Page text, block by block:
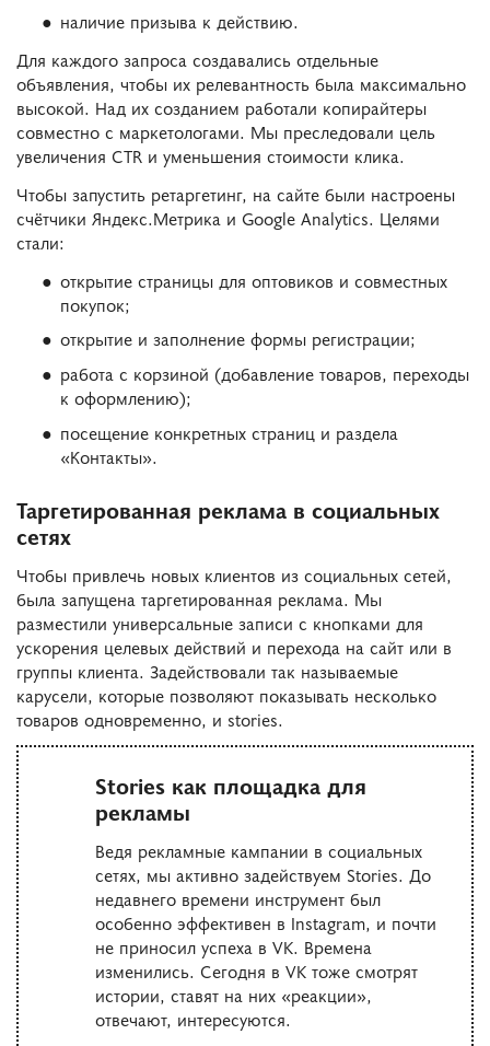
наличие призыва к действию.
Для каждого запроса создавались отдельные
объявления, чтобы их релевантность была максимально
высокой. Над их созданием работали копирайтеры
совместно с маркетологами. Мы преследовали цель
увеличения CTR и уменьшения стоимости клика.
Чтобы запустить ретаргетинг, на сайте были настроены
счётчики Яндекс.Метрика и Google Analytics. Целями
стали:
открытие страницы для оптовиков и совместных
покупок;
открытие и заполнение формы регистрации;
работа с корзиной (добавление товаров, переходы
к оформлению);
посещение конкретных страниц и раздела
«Контакты».
Таргетированная реклама в социальных
сетях
Чтобы привлечь новых клиентов из социальных сетей,
была запущена таргетированная реклама. Мы
разместили универсальные записи с кнопками для
ускорения целевых действий и перехода на сайт или в
группы клиента. Задействовали так называемые
карусели, которые позволяют показывать несколько
товаров одновременно, и stories.
Stories как площадка для
рекламы
Ведя рекламные кампании в социальных
сетях, мы активно задействуем Stories. До
недавнего времени инструмент был
особенно эффективен в Instagram, и почти
не приносил успеха в VK. Времена
изменились. Сегодня в VK тоже смотрят
истории, ставят на них «реакции»,
отвечают, интересуются.